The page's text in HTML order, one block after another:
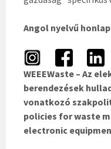
Angol nyelvű honlap
WEEEWaste – Az
berendezések
vonatkozó
policies for waste
electronic